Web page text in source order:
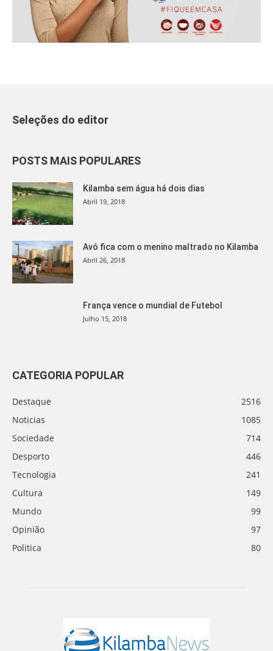
Seleções do editor
POSTS MAIS POPULARES
Kilamba sem água há dois dias
Abril 19, 2018
Avó fica com o menino maltrado no Kilamba
Abril 26, 2018
França vence o mundial de Futebol
Julho 15, 2018
CATEGORIA POPULAR
Destaque
2516
Noticias
1085
Sociedade
714
Desporto
446
Tecnologia
241
Cultura
149
Mundo
99
Opinião
97
Politica
80